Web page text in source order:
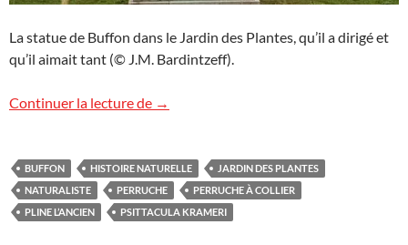
La statue de Buffon dans le Jardin des Plantes, qu’il a dirigé et
qu’il aimait tant (© J.M. Bardintzeff).
Continuer la lecture de Georges-Louis Buffon, naturaliste, mon
→
BUFFON HISTOIRE NATURELLE
JARDIN DES PLANTES
NATURALISTE
PERRUCHE
PERRUCHE À COLLIER
PLINE L’ANCIEN
PSITTACULA KRAMERI